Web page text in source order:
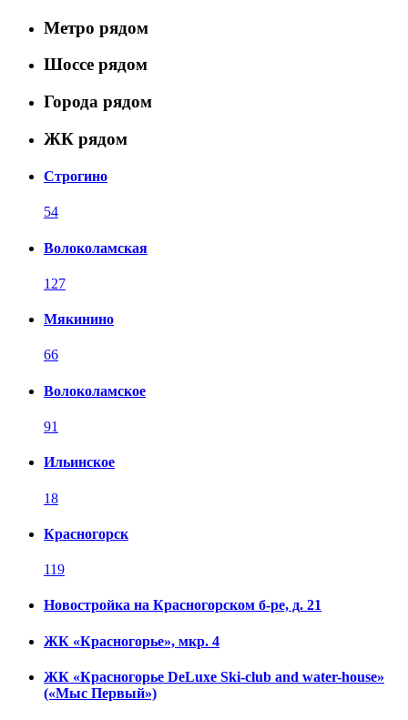
Метро рядом
Шоссе рядом
Города рядом
ЖК рядом
Строгино
54
Волоколамская
127
Мякинино
66
Волоколамское
91
Ильинское
18
Красногорск
119
Новостройка на Красногорском б-ре, д. 21
ЖК «Красногорье», мкр. 4
ЖК «Красногорье DeLuxe Ski-club and water-house»
(«Мыс Первый»)